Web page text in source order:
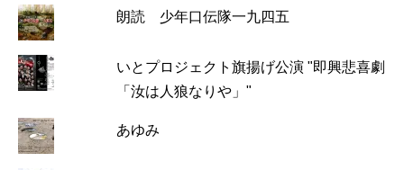
朗読 少年口伝隊一九四五
いとプロジェクト旗揚げ公演 "即興悲喜劇
「汝は人狼なりや」"
あゆみ